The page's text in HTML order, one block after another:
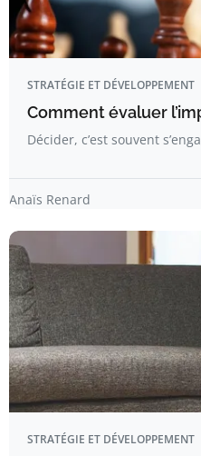
STRATÉGIE ET DÉVELOPPEMENT
Comment évaluer
Décider, c’est souvent
Anaïs Renard
STRATÉGIE ET DÉVELOPPEMENT